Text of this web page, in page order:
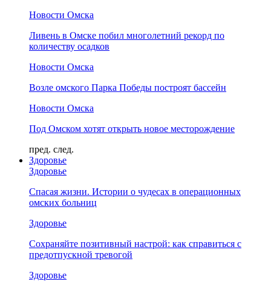
Новости Омска
Ливень в Омске побил многолетний рекорд по
количеству осадков
Новости Омска
Возле омского Парка Победы построят бассейн
Новости Омска
Под Омском хотят открыть новое месторождение
пред. след.
Здоровье
Здоровье
Спасая жизни. Истории о чудесах в операционных
омских больниц
Здоровье
Сохраняйте позитивный настрой: как справиться с
предотпускной тревогой
Здоровье